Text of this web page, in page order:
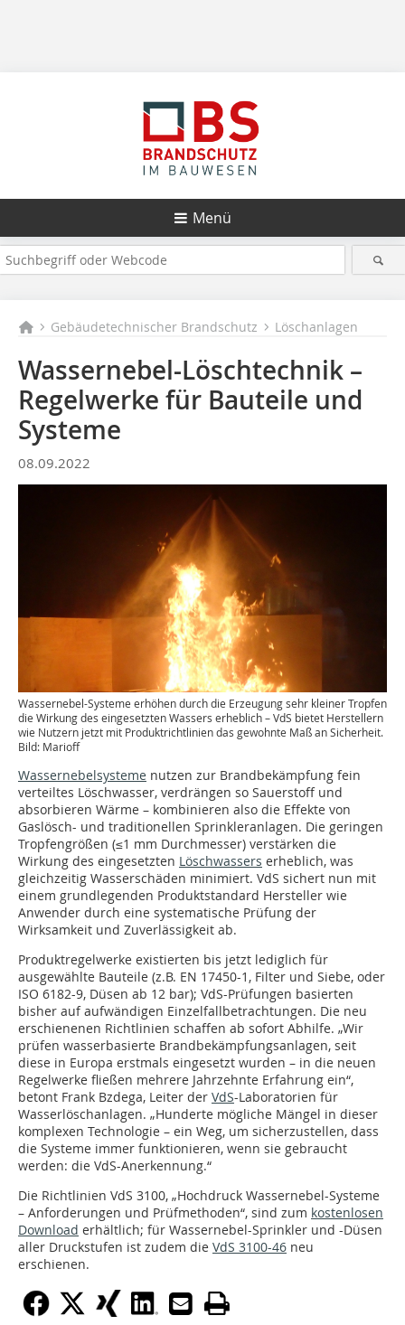
Menü
Gebäudetechnischer Brandschutz Löschanlagen
Wassernebel-Löschtechnik –
Regelwerke für Bauteile und
Systeme
08.09.2022
Wassernebel-Systeme erhöhen durch die Erzeugung sehr kleiner Tropfen
die Wirkung des eingesetzten Wassers erheblich – VdS bietet Herstellern
wie Nutzern jetzt mit Produktrichtlinien das gewohnte Maß an Sicherheit.
Bild: Marioff
Wassernebelsysteme nutzen zur Brandbekämpfung fein
verteiltes Löschwasser, verdrängen so Sauerstoff und
absorbieren Wärme – kombinieren also die Effekte von
Gaslösch- und traditionellen Sprinkleranlagen. Die geringen
Tropfengrößen (≤1 mm Durchmesser) verstärken die
Wirkung des eingesetzten Löschwassers erheblich, was
gleichzeitig Wasserschäden minimiert. VdS sichert nun mit
einem grundlegenden Produktstandard Hersteller wie
Anwender durch eine systematische Prüfung der
Wirksamkeit und Zuverlässigkeit ab.
Produktregelwerke existierten bis jetzt lediglich für
ausgewählte Bauteile (z.B. EN 17450-1, Filter und Siebe, oder
ISO 6182-9, Düsen ab 12 bar); VdS-Prüfungen basierten
bisher auf aufwändigen Einzelfallbetrachtungen. Die neu
erschienenen Richtlinien schaffen ab sofort Abhilfe. „Wir
prüfen wasserbasierte Brandbekämpfungsanlagen, seit
diese in Europa erstmals eingesetzt wurden – in die neuen
Regelwerke fließen mehrere Jahrzehnte Erfahrung ein“,
betont Frank Bzdega, Leiter der VdS-Laboratorien für
Wasserlöschanlagen. „Hunderte mögliche Mängel in dieser
komplexen Technologie – ein Weg, um sicherzustellen, dass
die Systeme immer funktionieren, wenn sie gebraucht
werden: die VdS-Anerkennung.“
Die Richtlinien VdS 3100, „Hochdruck Wassernebel-Systeme
– Anforderungen und Prüfmethoden“, sind zum kostenlosen
Download erhältlich; für Wassernebel-Sprinkler und -Düsen
aller Druckstufen ist zudem die VdS 3100-46 neu
erschienen.